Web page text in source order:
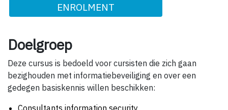
ENROLMENT
Doelgroep
Deze cursus is bedoeld voor cursisten die zich gaan
bezighouden met informatiebeveiliging en over een
gedegen basiskennis willen beschikken: